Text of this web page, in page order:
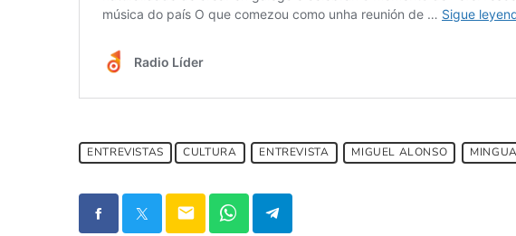
ENTREVISTAS CULTURA ENTREVISTA MIGUEL ALONSO
email